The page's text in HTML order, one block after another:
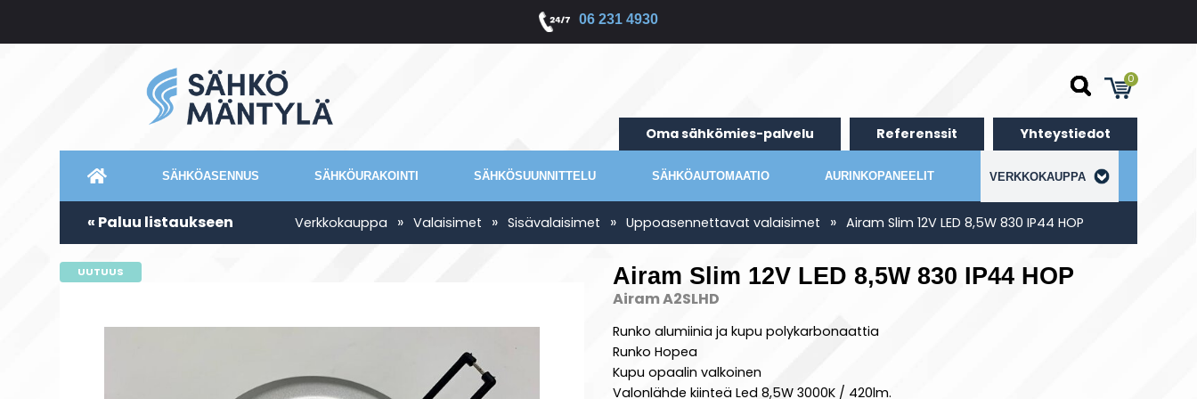
06 231 4930
0
Oma sähkömies-palvelu Referenssit Yhteystiedot
SÄHKÖASENNUS SÄHKÖURAKOINTI SÄHKÖSUUNNITTELU SÄHKÖAUTOMAATIO AURINKOPANEELIT VERKKOKAUPPA
« Paluu listaukseen Verkkokauppa » Valaisimet » Sisävalaisimet » Uppoasennettavat valaisimet » Airam Slim 12V LED 8,5W 830 IP44 HOP
UUTUUS Airam Slim 12V LED 8,5W 830 IP44 HOP
Airam A2SLHD
Runko alumiinia ja kupu polykarbonaattia
Runko Hopea
Kupu opaalin valkoinen
Valonlähde kiinteä Led 8,5W 3000K / 420lm.